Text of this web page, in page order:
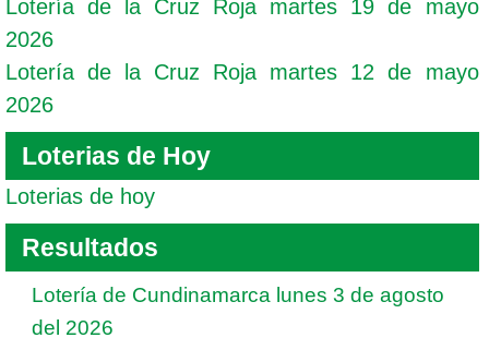
Lotería de la Cruz Roja martes 19 de mayo
2026
Lotería de la Cruz Roja martes 12 de mayo
2026
Loterias de Hoy
Loterias de hoy
Resultados
Lotería de Cundinamarca lunes 3 de agosto
del 2026